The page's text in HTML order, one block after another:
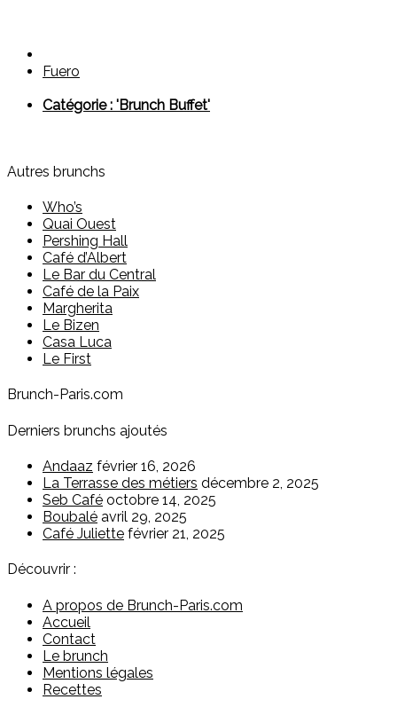
Fuero
Catégorie : 'Brunch Buffet'
Autres brunchs
Who’s
Quai Ouest
Pershing Hall
Café d’Albert
Le Bar du Central
Café de la Paix
Margherita
Le Bizen
Casa Luca
Le First
Brunch-Paris.com
Derniers brunchs ajoutés
Andaaz février 16, 2026
La Terrasse des métiers décembre 2, 2025
Seb Café octobre 14, 2025
Boubalé avril 29, 2025
Café Juliette février 21, 2025
Découvrir :
A propos de Brunch-Paris.com
Accueil
Contact
Le brunch
Mentions légales
Recettes